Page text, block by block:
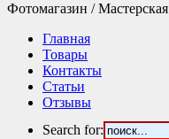
Фотомагазин / Мастерская
Главная
Товары
Контакты
Статьи
Отзывы
Search for: